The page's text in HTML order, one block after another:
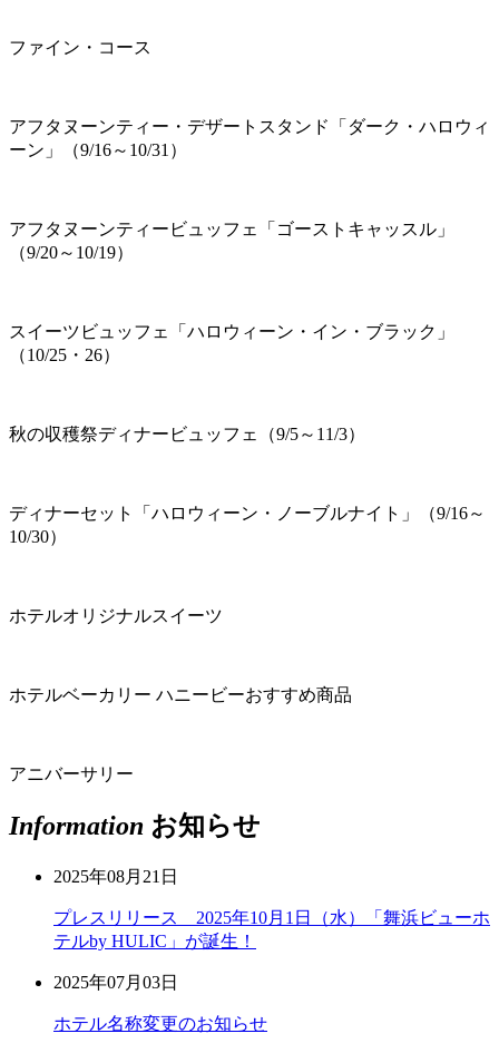
ファイン・コース
アフタヌーンティー・デザートスタンド「ダーク・ハロウィ
ーン」（9/16～10/31）
アフタヌーンティービュッフェ「ゴーストキャッスル」
（9/20～10/19）
スイーツビュッフェ「ハロウィーン・イン・ブラック」
（10/25・26）
秋の収穫祭ディナービュッフェ（9/5～11/3）
ディナーセット「ハロウィーン・ノーブルナイト」（9/16～
10/30）
ホテルオリジナルスイーツ
ホテルベーカリー ハニービーおすすめ商品
アニバーサリー
Information お知らせ
2025年08月21日
プレスリリース 2025年10月1日（水）「舞浜ビューホ
テルby HULIC」が誕生！
2025年07月03日
ホテル名称変更のお知らせ